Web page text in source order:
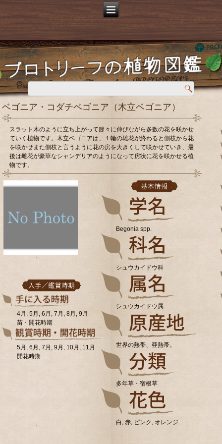
ベゴニア・コダチベゴニア（木立ベゴニア）
スラット木のように立ち上がって節々に伸びながら多数の花を咲かせ
ていく植物です。木立ベゴニアは、１輪の雄花が終わると側枝から花
を咲かせまた側枝と言うように花の房を大きくして咲かせていき、最
後は雌花が豪華なシャンデリアのようになって房状に花を咲かせる植
物です。
Begonia spp.
シュウカイドウ科
シュウカイドウ属
世界の熱帯、亜熱帯。
多年草・宿根草
白, 赤, ピンク, オレンジ
4月, 5月, 6月, 7月, 8月, 9月
苗・開花時期
5月, 6月, 7月, 9月, 10月, 11月
開花時期